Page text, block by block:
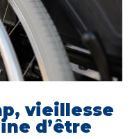
vieillesse
d’être